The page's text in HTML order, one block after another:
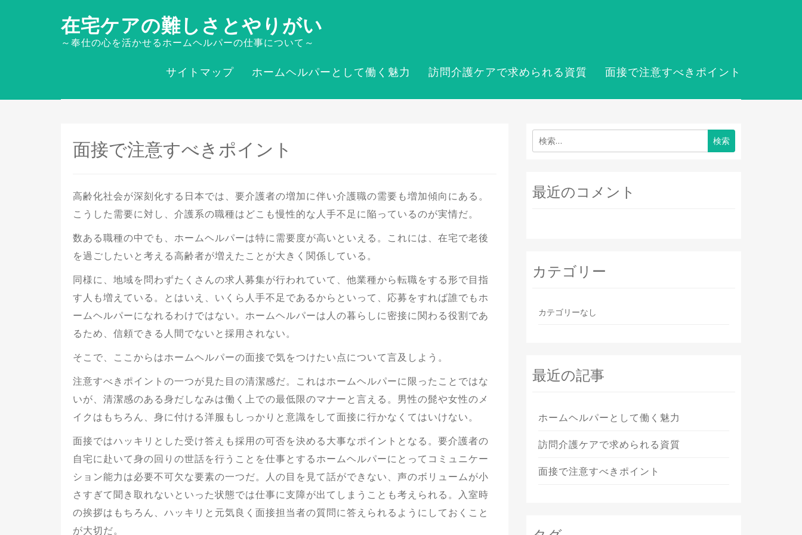
在宅ケアの難しさとやりがい
～奉仕の心を活かせるホームヘルパーの仕事について～
サイトマップ ホームヘルパーとして働く魅力 訪問介護ケアで求められる資質 面接で注意すべきポイント
面接で注意すべきポイント
高齢化社会が深刻化する日本では、要介護者の増加に伴い介護職の需要も増加傾向にある。
こうした需要に対し、介護系の職種はどこも慢性的な人手不足に陥っているのが実情だ。
数ある職種の中でも、ホームヘルパーは特に需要度が高いといえる。これには、在宅で老後
を過ごしたいと考える高齢者が増えたことが大きく関係している。
同様に、地域を問わずたくさんの求人募集が行われていて、他業種から転職をする形で目指
す人も増えている。とはいえ、いくら人手不足であるからといって、応募をすれば誰でもホ
ームヘルパーになれるわけではない。ホームヘルパーは人の暮らしに密接に関わる役割であ
るため、信頼できる人間でないと採用されない。
そこで、ここからはホームヘルパーの面接で気をつけたい点について言及しよう。
注意すべきポイントの一つが見た目の清潔感だ。これはホームヘルパーに限ったことではな
いが、清潔感のある身だしなみは働く上での最低限のマナーと言える。男性の髭や女性のメ
イクはもちろん、身に付ける洋服もしっかりと意識をして面接に行かなくてはいけない。
面接ではハッキリとした受け答えも採用の可否を決める大事なポイントとなる。要介護者の
自宅に赴いて身の回りの世話を行うことを仕事とするホームヘルパーにとってコミュニケー
ション能力は必要不可欠な要素の一つだ。人の目を見て話ができない、声のボリュームが小
さすぎて聞き取れないといった状態では仕事に支障が出てしまうことも考えられる。入室時
の挨拶はもちろん、ハッキリと元気良く面接担当者の質問に答えられるようにしておくこと
が大切だ。
検
索:
最近のコメント
カテゴリー
カテゴリーなし
最近の記事
ホームヘルパーとして働く魅力
訪問介護ケアで求められる資質
面接で注意すべきポイント